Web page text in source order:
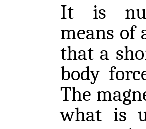
It is
means of
that a
body
The
what is